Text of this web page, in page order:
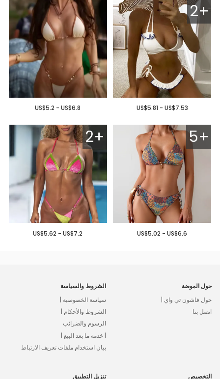
2+
US$5.81 - US$7.53
US$5.2 - US$6.8
5+
US$5.02 - US$6.6
2+
US$5.62 - US$7.2
حول الموضة
حول فاشون تي واي |
اتصل بنا
الشروط والسياسة
سياسة الخصوصية |
الشروط والأحكام |
الرسوم والضرائب
| خدمة ما بعد البيع |
بيان استخدام ملفات تعريف الارتباط
التخصيص تنزيل التطبيق